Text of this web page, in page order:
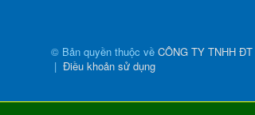
© Bản quyền thuộc về CÔNG TY TNHH
| Điều khoản sử dụng